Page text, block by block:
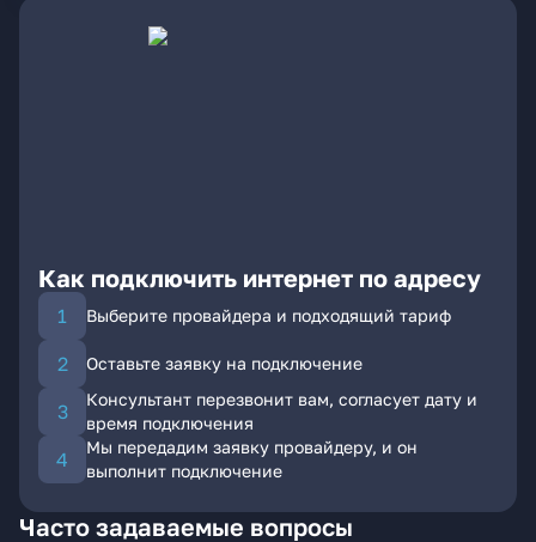
Как подключить интернет по адресу
Выберите провайдера и подходящий тариф
Оставьте заявку на подключение
Консультант перезвонит вам, согласует дату и
время подключения
Мы передадим заявку провайдеру, и он
выполнит подключение
Часто задаваемые вопросы